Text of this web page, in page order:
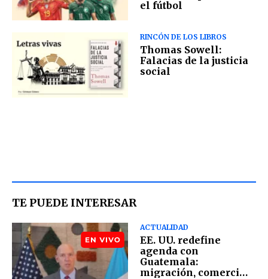
el fútbol
RINCÓN DE LOS LIBROS
Thomas Sowell:
Falacias de la justicia
social
TE PUEDE INTERESAR
ACTUALIDAD
EE. UU. redefine
agenda con
Guatemala:
migración, comercio